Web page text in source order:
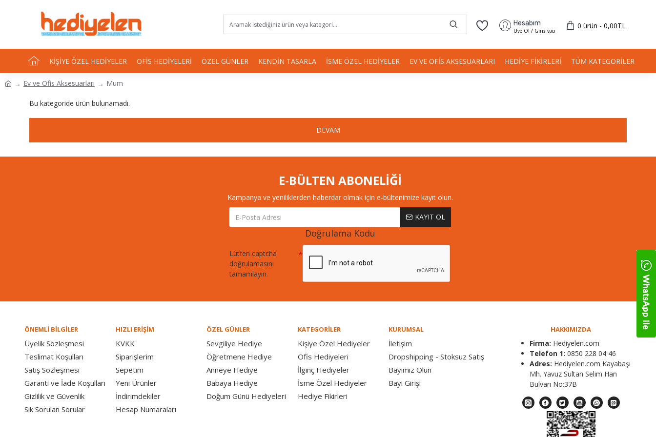
Hesabım
Üye Ol / Giriş yap
0 ürün - 0,00TL
KIŞIYE ÖZEL HEDIYELER OFIS HEDIYELERI ÖZEL GÜNLER KENDIN TASARLA İSME ÖZEL HEDIYELER EV VE OFIS AKSESUARLARI HEDIYE FIKIRLERI TÜM KATEGORILER
Ev ve Ofis Aksesuarları Mum
Bu kategoride ürün bulunamadı.
DEVAM
E-BÜLTEN ABONELİĞİ
Kampanya ve yeniliklerden haberdar olmak için e-bültenimize kayıt olun.
KAYIT OL
Doğrulama Kodu
Lütfen captcha
doğrulamasını
tamamlayın.
ÖNEMLİ BİLGİLER
Üyelik Sözleşmesi
Teslimat Koşulları
Satış Sözleşmesi
Garanti ve İade Koşulları
Gizlilik ve Güvenlik
Sık Sorulan Sorular
HIZLI ERİŞİM
KVKK
Siparişlerim
Sepetim
Yeni Ürünler
İndirimdekiler
Hesap Numaraları
ÖZEL GÜNLER
Sevgiliye Hediye
Öğretmene Hediye
Anneye Hediye
Babaya Hediye
Doğum Günü Hediyeleri
KATEGORİLER
Kişiye Özel Hediyeler
Ofis Hediyeleri
İlginç Hediyeler
İsme Özel Hediyeler
Hediye Fikirleri
KURUMSAL
İletişim
Dropshipping - Stoksuz Satış
Bayimiz Olun
Bayi Girişi
HAKKIMIZDA
Firma: Hediyelen.com
Telefon 1: 0850 228 04 46
Adres: Hediyelen.com Kayabaşı
Mh. Yavuz Sultan Selim Han
Bulvarı No:37B